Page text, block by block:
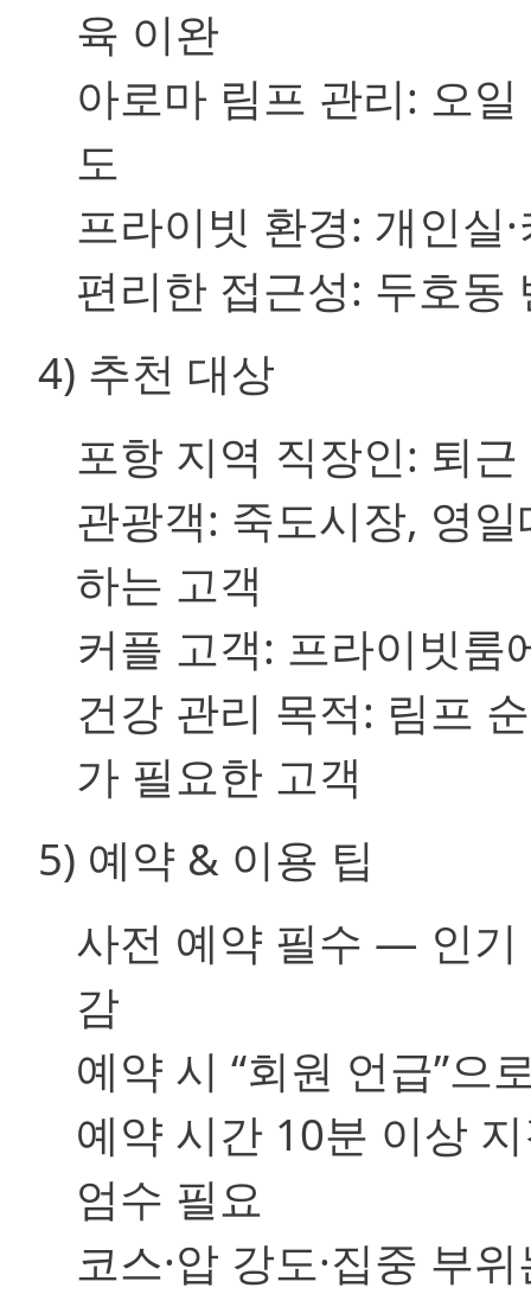
육 이완
아로마 림프 관리: 오
도
프라이빗 환경: 개인실
편리한 접근성: 두호동
4) 추천 대상
포항 지역 직장인: 퇴
관광객: 죽도시장, 영
하는 고객
커플 고객: 프라이빗룸
건강 관리 목적: 림프
가 필요한 고객
5) 예약 & 이용 팁
사전 예약 필수 — 인기
감
예약 시 “회원 언급”으
예약 시간 10분 이상
엄수 필요
코스·압 강도·집중 부